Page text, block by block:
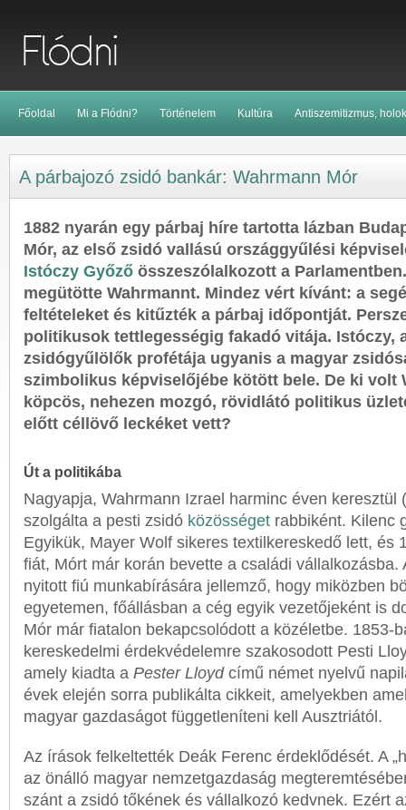
Főoldal Mi a Flódni? Történelem Kultúra Antiszemitizmus,
A párbajozó zsidó bankár: Wahrmann Mór
1882 nyarán egy párbaj híre tartotta lázban
Mór, az első zsidó vallású országgyűlési
Istóczy Győző összeszólalkozott a
megütötte Wahrmannt. Mindez vért kívánt: a
feltételeket és kitűzték a párbaj időpontját.
politikusok tettlegességig fakadó vitája. Istóczy,
zsidógyűlölők profétája ugyanis a magyar
szimbolikus képviselőjébe kötött bele. De ki volt
köpcös, nehezen mozgó, rövidlátó politikus
előtt céllövő leckéket vett?
Út a politikába
Nagyapja, Wahrmann Izrael harminc éven keresztül
szolgálta a pesti zsidó közösséget rabbiként. Kilenc
Egyikük, Mayer Wolf sikeres textilkereskedő lett, és
fiát, Mórt már korán bevette a családi vállalkozásba.
nyitott fiú munkabírására jellemző, hogy miközben
egyetemen, főállásban a cég egyik vezetőjeként is
Mór már fiatalon bekapcsolódott a közéletbe. 1853-
kereskedelmi érdekvédelemre szakosodott Pesti
amely kiadta a Pester Lloydcímű német nyelvű
évek elején sorra publikálta cikkeit, amelyekben
magyar gazdaságot függetleníteni kell Ausztriától.
Az írások felkeltették Deák Ferenc érdeklődését. A
az önálló magyar nemzetgazdaság
szánt a zsidó tőkének és vállalkozó kedvnek. Ezért